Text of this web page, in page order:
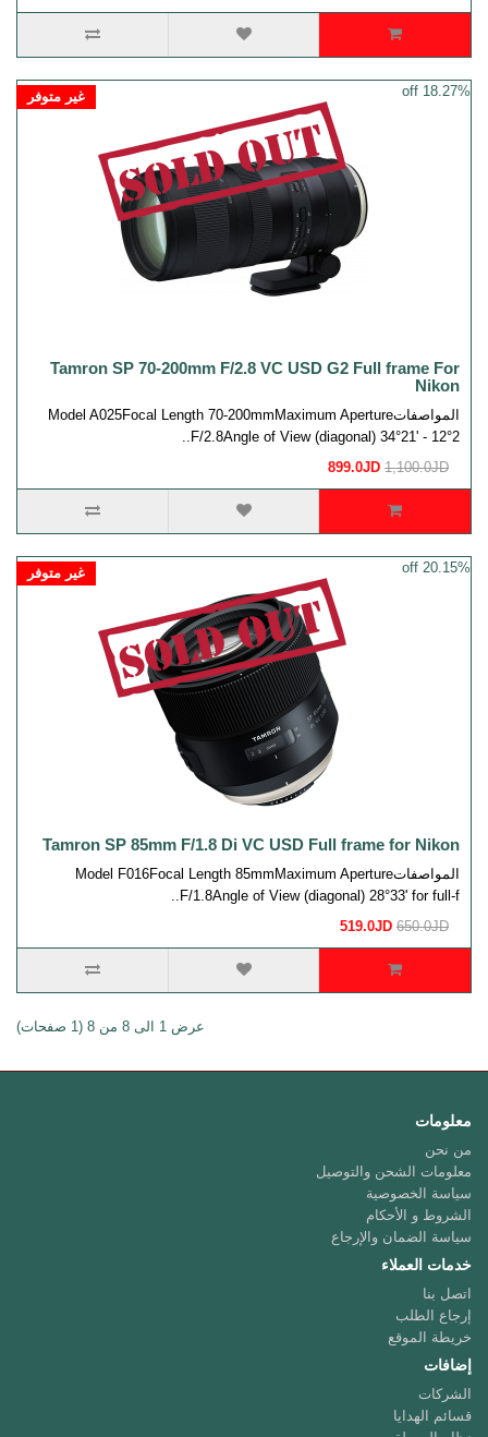
18.27% off غير متوفر
Tamron SP 70-200mm F/2.8 VC USD G2 Full frame For
Nikon
المواصفاتModel A025Focal Length 70-200mmMaximum Aperture
F/2.8Angle of View (diagonal) 34°21' - 12°2..
899.0JD 1,100.0JD
20.15% off غير متوفر
Tamron SP 85mm F/1.8 Di VC USD Full frame for Nikon
المواصفاتModel F016Focal Length 85mmMaximum Aperture
F/1.8Angle of View (diagonal) 28°33' for full-f..
519.0JD 650.0JD
عرض 1 الى 8 من 8 (1 صفحات)
معلومات
من نحن
معلومات الشحن والتوصيل
سياسة الخصوصية
الشروط و الأحكام
سياسة الضمان والإرجاع
خدمات العملاء
اتصل بنا
إرجاع الطلب
خريطة الموقع
إضافات
الشركات
قسائم الهدايا